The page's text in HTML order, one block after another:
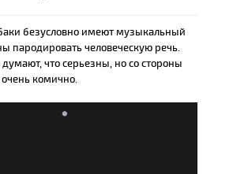
безусловно имеют музыкальный
пародировать человеческую речь.
что серьезны, но со стороны
комично.